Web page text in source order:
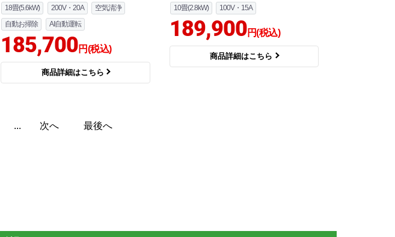
18畳(5.6kW) 200V・20A
空気清浄
自動お掃除
AI自動運転
185,700円(税込)
商品詳細はこちら
10畳(2.8kW) 100V・15A
189,900円(税込)
商品詳細はこちら
... 次へ 最後へ